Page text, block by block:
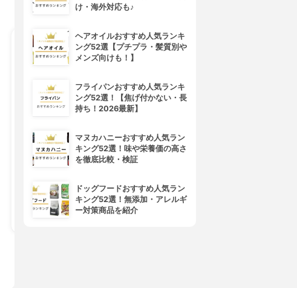
4位
Yoshiyuki Tanaka(ヨシユキタ
ToDoリスト リマインダー付や
ることリスト
3.15(2)
¥0
け・海外対応も♪
ヘアオイルおすすめ人気ランキ
ング52選【プチプラ・髪質別や
メンズ向けも！】
フライパンおすすめ人気ランキ
ング52選！【焦げ付かない・長
持ち！2026最新】
マヌカハニーおすすめ人気ラン
キング52選！味や栄養価の高さ
を徹底比較・検証
ドッグフードおすすめ人気ラン
キング52選！無添加・アレルギ
ー対策商品を紹介